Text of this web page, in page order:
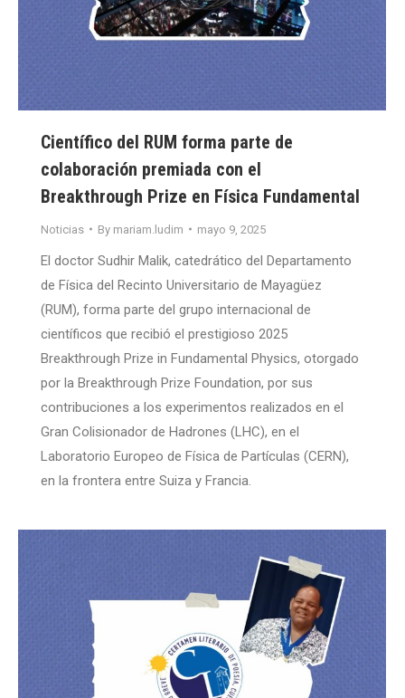
Científico del RUM forma parte de
colaboración premiada con el
Breakthrough Prize en Física Fundamental
Noticias By mariam.ludim mayo 9, 2025
El doctor Sudhir Malik, catedrático del Departamento
de Física del Recinto Universitario de Mayagüez
(RUM), forma parte del grupo internacional de
científicos que recibió el prestigioso 2025
Breakthrough Prize in Fundamental Physics, otorgado
por la Breakthrough Prize Foundation, por sus
contribuciones a los experimentos realizados en el
Gran Colisionador de Hadrones (LHC), en el
Laboratorio Europeo de Física de Partículas (CERN),
en la frontera entre Suiza y Francia.